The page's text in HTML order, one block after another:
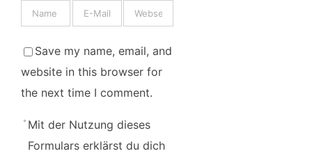
Save my name, email, and
website in this browser for
the next time I comment.
Mit der Nutzung dieses
Formulars erklärst du dich